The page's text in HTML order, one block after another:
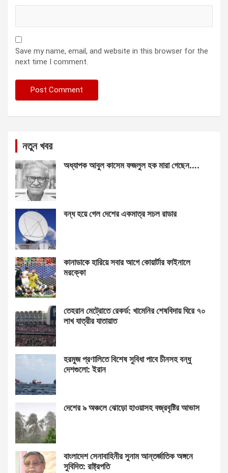
Save my name, email, and website in this browser for the
next time I comment.
নতুন খবর
অধ্যাপক আবুল কাসেম ফজলুল হক মারা গেছেন….
বন্ধ হয়ে গেল দেশের একমাত্র সচল রাডার
কানাডাকে হারিয়ে সবার আগে কোয়ার্টার ফাইনালে
মরক্কো
তেহরান মেট্রোতে রেকর্ড: খামেনির শেষবিদায় ঘিরে ৭০
লাখ যাত্রীর যাতায়াত
হরমুজ প্রণালিতে বিশেষ সুবিধা পাবে চীনসহ বন্ধু
দেশগুলো: ইরান
দেশের ৯ অঞ্চলে ঝোড়ো হাওয়াসহ বজ্রবৃষ্টির আভাস
বাংলাদেশ সেনাবাহিনীর সুনাম আন্তর্জাতিক অঙ্গনে
সুবিদিত: রাষ্ট্রপতি